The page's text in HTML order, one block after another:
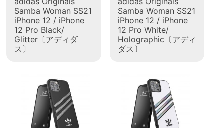
Samba Woman SS21
iPhone 12 / iPhone
12 Pro Black/
Glitter〔アディダ
ス〕
Samba Woman SS21
iPhone 12 / iPhone
12 Pro White/
Holographic〔アディ
ダス〕